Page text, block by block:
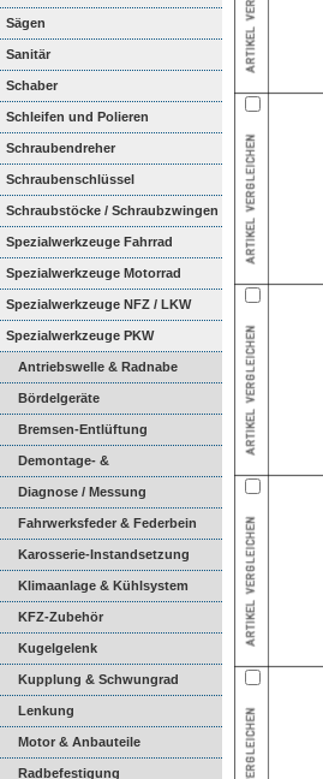
Sägen
Sanitär
Schaber
Schleifen und Polieren
Schraubendreher
Schraubenschlüssel
Schraubstöcke / Schraubzwingen
Spezialwerkzeuge Fahrrad
Spezialwerkzeuge Motorrad
Spezialwerkzeuge NFZ / LKW
Spezialwerkzeuge PKW
Antriebswelle & Radnabe
Bördelgeräte
Bremsen-Entlüftung
Demontage- &
Montagewerkzeuge
Diagnose / Messung
Fahrwerksfeder & Federbein
Karosserie-Instandsetzung
Klimaanlage & Kühlsystem
KFZ-Zubehör
Kugelgelenk
Kupplung & Schwungrad
Lenkung
Motor & Anbauteile
Radbefestigung